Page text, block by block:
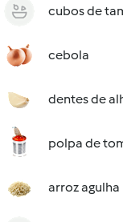
cubos de
cebola
dentes de
polpa de
arroz agulha